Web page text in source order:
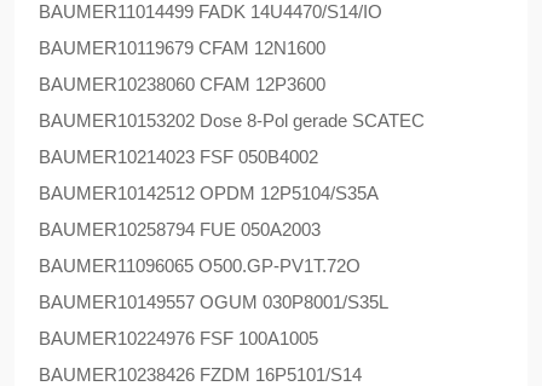
BAUMER11014499 FADK 14U4470/S14/IO
BAUMER10119679 CFAM 12N1600
BAUMER10238060 CFAM 12P3600
BAUMER10153202 Dose 8-Pol gerade SCATEC
BAUMER10214023 FSF 050B4002
BAUMER10142512 OPDM 12P5104/S35A
BAUMER10258794 FUE 050A2003
BAUMER11096065 O500.GP-PV1T.72O
BAUMER10149557 OGUM 030P8001/S35L
BAUMER10224976 FSF 100A1005
BAUMER10238426 FZDM 16P5101/S14